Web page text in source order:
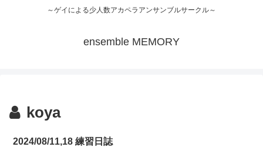
～ゲイによる少人数アカペラアンサンブルサークル～
ensemble MEMORY
koya
2024/08/11,18 練習日誌